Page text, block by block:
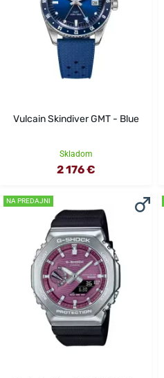
Vulcain Skindiver GMT - Blue
Skladom
2 176 €
NA PREDAJNI